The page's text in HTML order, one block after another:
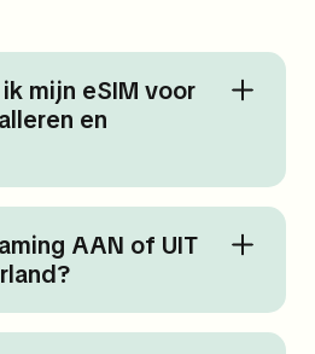
mijn eSIM voor
en
AAN of UIT